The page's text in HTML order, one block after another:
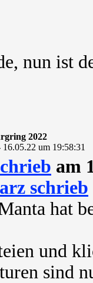
nun ist
2022
16.05.22 um 19:58:31
am
schrieb
hat
und
sind